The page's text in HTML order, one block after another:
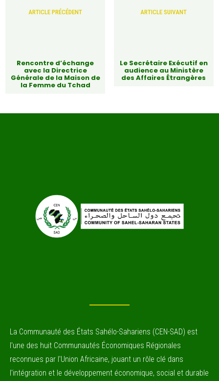
ARTICLE PRÉCÉDENT
Rencontre d’échange
avec la Directrice
Générale de la Maison de
la Femme du Tchad
ARTICLE SUIVANT
Le Secrétaire Exécutif en
audience au Ministère
des Affaires Étrangères
La Communauté des États Sahélo-Sahariens (CEN-SAD) est
l'une des huit Communautés Économiques Régionales
reconnues par l'Union Africaine, jouant un rôle clé dans
l'intégration et le développement économique, social et durable